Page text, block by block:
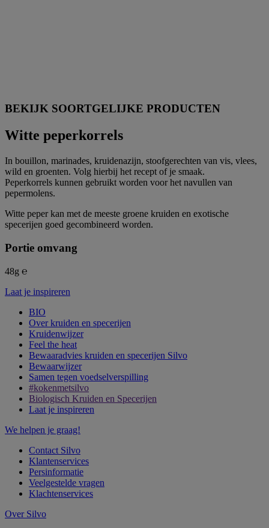
BEKIJK SOORTGELIJKE PRODUCTEN
Witte peperkorrels
In bouillon, marinades, kruidenazijn, stoofgerechten van vis, vlees,
wild en groenten. Volg hierbij het recept of je smaak.
Peperkorrels kunnen gebruikt worden voor het navullen van
pepermolens.
Witte peper kan met de meeste groene kruiden en exotische
specerijen goed gecombineerd worden.
Portie omvang
48g ℮
Laat je inspireren
BIO
Over kruiden en specerijen
Kruidenwijzer
Feel the heat
Bewaaradvies kruiden en specerijen Silvo
Bewaarwijzer
Samen tegen voedselverspilling
#kokenmetsilvo
Biologisch Kruiden en Specerijen
Laat je inspireren
We helpen je graag!
Contact Silvo
Klantenservices
Persinformatie
Veelgestelde vragen
Klachtenservices
Over Silvo